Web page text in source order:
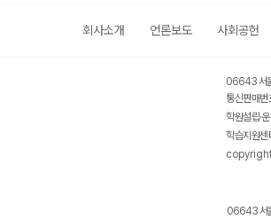
회사소개 언론보도 사회공헌
06643 서
통신판매
학원설립·
학습지원
06643 서